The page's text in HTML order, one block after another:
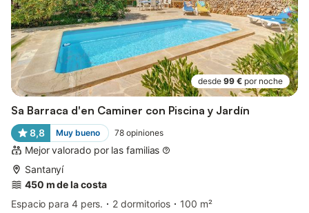
desde 99 € por noche
Sa Barraca d'en Caminer con Piscina y Jardín
8,8 Muy bueno 78 opiniones
Mejor valorado por las familias
Santanyí
450 m de la costa
Espacio para 4 pers.
2 dormitorios
100 m²